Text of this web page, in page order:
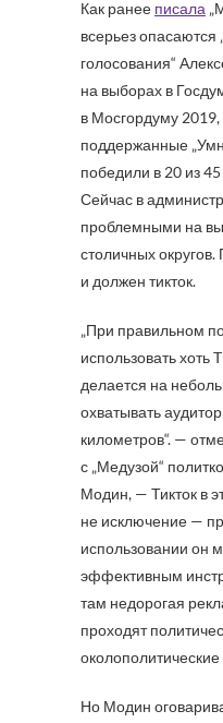
Как ранее писала
всерьез опасаются
голосования“
на выборах в
в Мосгордуму
поддержанные
победили в 20 из
Сейчас в
проблемными на
столичных
и должен тикток.
„При правильном
использовать хоть
делается на
охватывать
километров“. —
с „Медузой“
Модин, — Тикток в
не исключение —
использовании он
эффективным
там недорогая
проходят
околополитические
Но Модин